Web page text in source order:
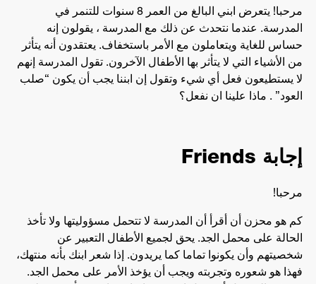
مرحبا! يتعرض ابني البالغ من العمر 8 سنوات للتنمر في
المدرسة. عندما نتحدث عن ذلك مع المدرسة ، يقولون إنه
حساس للغاية ويتعاملون مع الأمر باستخفاف. يعتقدون أنه يتأثر
من الأشياء التي لا يتأثر بها الأطفال الآخرون. تقول المدرسة إنهم
لا يستطيعون فعل أي شيء وتقول إن ابننا يجب أن يكون “صلب
العود” . ماذا علينا ان نفعل؟
إجابة Friends
مرحبا!
كم هو محزن أن أقرأ أن المدرسة لا تتحمل مسؤوليتها ولا تأخذ
الحالة على محمل الجد. يحق لجميع الأطفال التعبير عن
شخصيتهم وأن يكونوا تماما كما يريدون. إذا شعر ابنك بأنه منتهك،
فهذا هو شعوره وتجربته ويجب أن يؤخذ الأمر على محمل الجد.